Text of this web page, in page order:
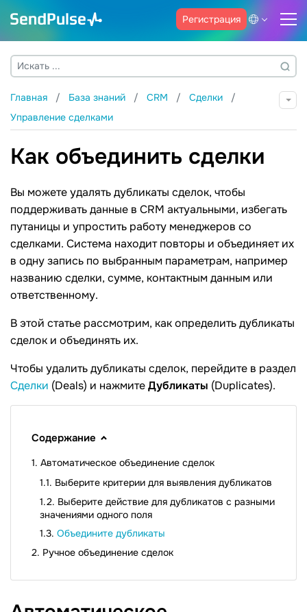
Регистрация
Главная База знаний CRM
Сделки
Управление сделками
Как объединить сделки
Вы можете удалять дубликаты сделок, чтобы
поддерживать данные в CRM актуальными, избегать
путаницы и упростить работу менеджеров со
сделками. Система находит повторы и объединяет их
в одну запись по выбранным параметрам, например
названию сделки, сумме, контактным данным или
ответственному.
В этой статье рассмотрим, как определить дубликаты
сделок и объединять их.
Чтобы удалить дубликаты сделок, перейдите в раздел
Сделки (Deals) и нажмитеДубликаты (Duplicates).
Содержание
Автоматическое объединение сделок
Выберите критерии для выявления дубликатов
Выберите действие для дубликатов с разными
значениями одного поля
Объедините дубликаты
Ручное объединение сделок